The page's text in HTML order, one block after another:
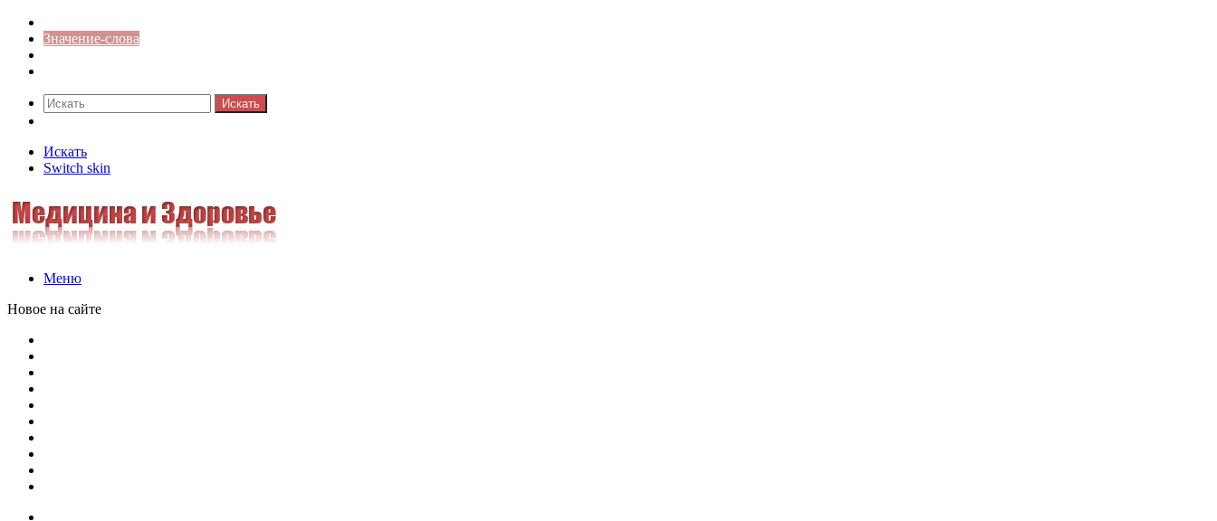
Значение-слова
Искать
Искать
Switch skin
Меню
Новое на сайте